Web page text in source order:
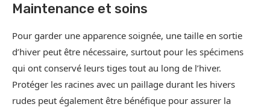
Maintenance et soins
Pour garder une apparence soignée, une taille en sortie
d’hiver peut être nécessaire, surtout pour les spécimens
qui ont conservé leurs tiges tout au long de l’hiver.
Protéger les racines avec un paillage durant les hivers
rudes peut également être bénéfique pour assurer la